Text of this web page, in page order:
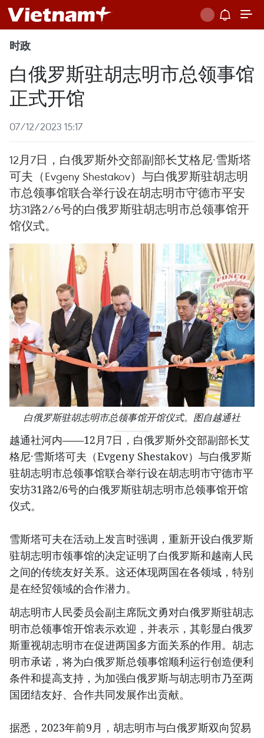
时政
白俄罗斯驻胡志明市总领事馆
正式开馆
07/12/2023 15:17
12月7日，白俄罗斯外交部副部长艾格尼·雪斯塔
可夫（Evgeny Shestakov）与白俄罗斯驻胡志明
市总领事馆联合举行设在胡志明市守德市平安
坊31路2/6号的白俄罗斯驻胡志明市总领事馆开
馆仪式。 ​
白俄罗斯驻胡志明市总领事馆开馆仪式。图自越通社
越通社河内——12月7日，白俄罗斯外交部副部长艾
格尼·雪斯塔可夫（Evgeny Shestakov）与白俄罗斯
驻胡志明市总领事馆联合举行设在胡志明市守德市平
安坊31路2/6号的白俄罗斯驻胡志明市总领事馆开馆
仪式。
雪斯塔可夫在活动上发言时强调，重新开设白俄罗斯
驻胡志明市领事馆的决定证明了白俄罗斯和越南人民
之间的传统友好关系。这还体现两国在各领域，特别
是在经贸领域的合作潜力。
胡志明市人民委员会副主席阮文勇对白俄罗斯驻胡志
明市总领事馆开馆表示欢迎，并表示，其彰显白俄罗
斯重视胡志明市在促进两国多方面关系的作用。胡志
明市承诺，将为白俄罗斯总领事馆顺利运行创造便利
条件和提高支持，为加强白俄罗斯与胡志明市乃至两
国团结友好、合作共同发展作出贡献。
据悉，2023年前9月，胡志明市与白俄罗斯双向贸易